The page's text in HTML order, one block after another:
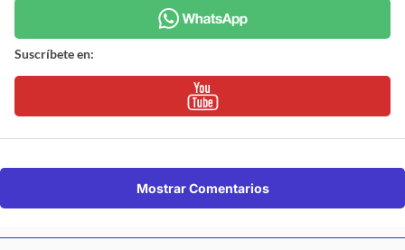
Suscríbete en:
Mostrar Comentarios